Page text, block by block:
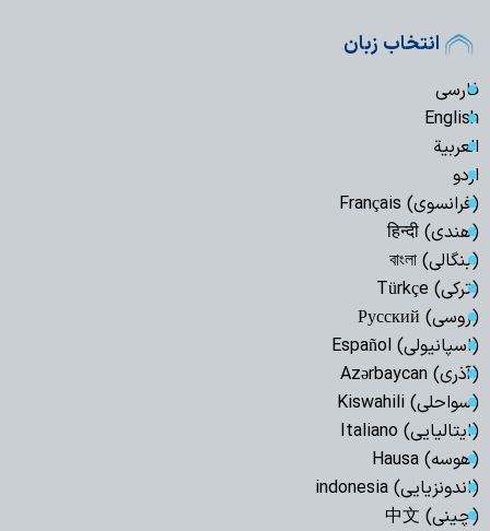
انتخاب زبان
فارسی
English
العربیة
اردو
(فرانسوی) Français
(هندی) हिन्दी
(بنگالی) বাংলা
(ترکی) Türkçe
(روسی) Русский
(اسپانیولی) Español
(آذری) Azərbaycan
(سواحلی) Kiswahili
(ایتالیایی) Italiano
(هوسه) Hausa
(اندونزیایی) indonesia
(چینی) 中文